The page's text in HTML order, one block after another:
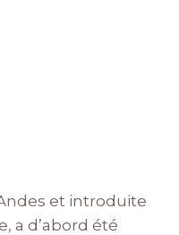
et introduite
a d’abord été